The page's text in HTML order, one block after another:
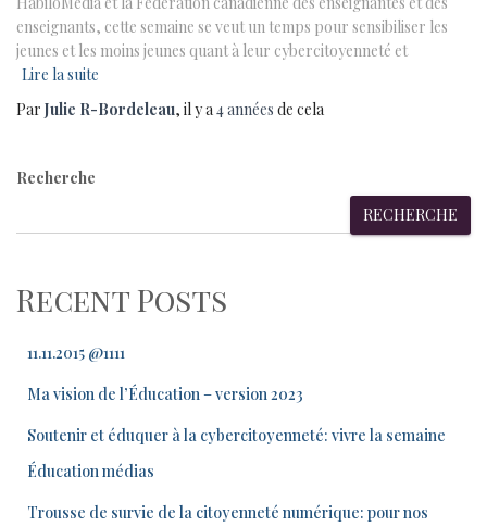
enseignants, cette semaine se veut un temps pour sensibiliser les
jeunes et les moins jeunes quant à leur cybercitoyenneté et
Lire la suite
Par Julie R-Bordeleau, il y a4 années de cela
Recherche
RECHERCHE
Recent Posts
11.11.2015 @1111
Ma vision de l’Éducation – version 2023
Soutenir et éduquer à la cybercitoyenneté: vivre la semaine
Éducation médias
Trousse de survie de la citoyenneté numérique: pour nos